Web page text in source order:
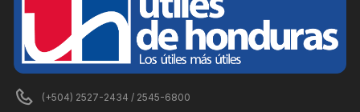
(+504) 2527-2434 / 2545-6800